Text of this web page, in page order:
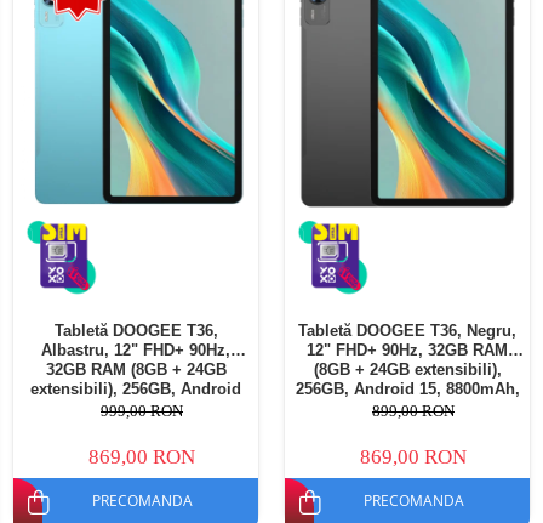
Tabletă DOOGEE T36,
Albastru, 12" FHD+ 90Hz,
32GB RAM (8GB + 24GB
extensibili), 256GB, Android
15, 8800mAh, Dual SIM
999,00 RON
869,00 RON
PRECOMANDA
Tabletă DOOGEE T36, Negru,
12" FHD+ 90Hz, 32GB RAM
(8GB + 24GB extensibili),
256GB, Android 15, 8800mAh,
Dual SIM
899,00 RON
869,00 RON
PRECOMANDA